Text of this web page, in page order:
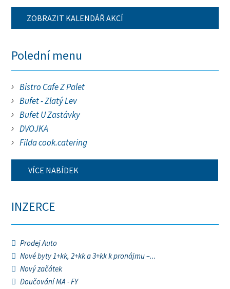
ZOBRAZIT KALENDÁŘ AKCÍ
Polední menu
Bistro Cafe Z Palet
Bufet - Zlatý Lev
Bufet U Zastávky
DVOJKA
Filda cook.catering
VÍCE NABÍDEK
INZERCE
Prodej Auto
Nové byty 1+kk, 2+kk a 3+kk k pronájmu –...
Nový začátek
Doučování MA - FY